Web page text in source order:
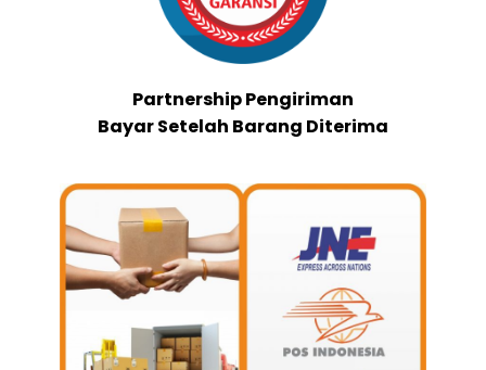
Partnership Pengiriman
Bayar Setelah Barang Diterima